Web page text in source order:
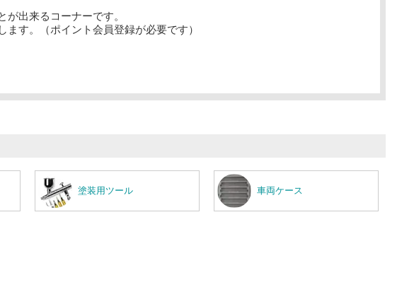
出来るコーナーです。
す。（ポイント会員登録が必要です）
塗装用ツール 車両ケース